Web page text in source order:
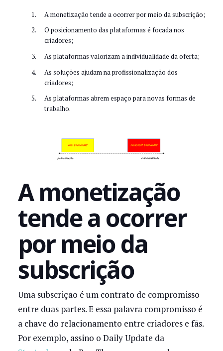
A monetização tende a ocorrer por meio da subscrição;
O posicionamento das plataformas é focada nos
criadores;
As plataformas valorizam a individualidade da oferta;
As soluções ajudam na profissionalização dos
criadores;
As plataformas abrem espaço para novas formas de
trabalho.
A monetização
tende a ocorrer
por meio da
subscrição
Uma subscrição é um contrato de compromisso
entre duas partes. E essa palavra compromisso é
a chave do relacionamento entre criadores e fãs.
Por exemplo, assino o Daily Update da